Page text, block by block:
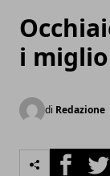
i
di Redazione
Facebook